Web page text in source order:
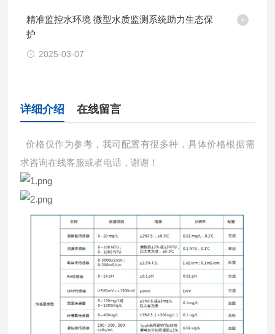
精准监控水环境 微型水质监测系统助力生态保
护
2025-03-07
详细介绍 在线留言
价格仅作为参考，我司配置有很多种，具体价格根据需
求咨询在线客服或者电话，谢谢！